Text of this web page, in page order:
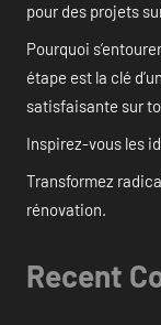
pour des projets
Pourquoi
étape est la clé
satisfaisante sur
Inspirez-vous les
Transformez
rénovation.
Recent